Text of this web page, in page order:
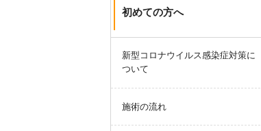
初めての方へ
新型コロナウイルス感染症対策に
ついて
施術の流れ